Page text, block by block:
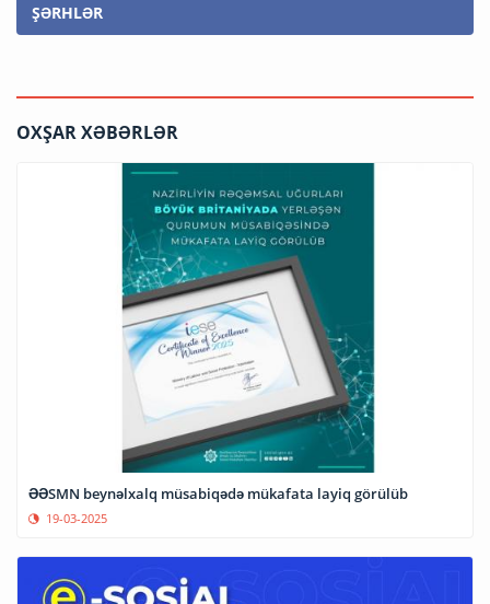
ŞƏRHLƏR
OXŞAR XƏBƏRLƏR
ƏƏSMN beynəlxalq müsabiqədə mükafata layiq görülüb
19-03-2025